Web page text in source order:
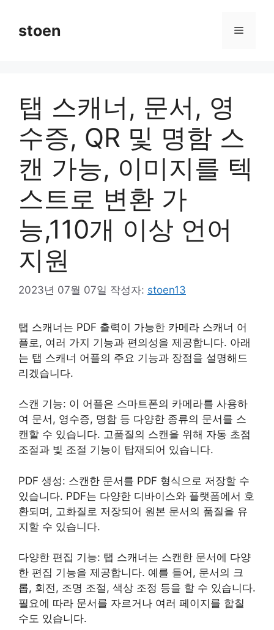
stoen 메
탭 스캐너, 문서, 영
수증, QR 및 명함 스
캔 가능, 이미지를 텍
스트로 변환 가
능,110개 이상 언어
지원
2023년 07월 07일 작성자: stoen13
탭 스캐너는 PDF 출력이 가능한 카메라 스캐너 어
플로, 여러 가지 기능과 편의성을 제공합니다. 아래
는 탭 스캐너 어플의 주요 기능과 장점을 설명해드
리겠습니다.
스캔 기능: 이 어플은 스마트폰의 카메라를 사용하
여 문서, 영수증, 명함 등 다양한 종류의 문서를 스
캔할 수 있습니다. 고품질의 스캔을 위해 자동 초점
조절과 빛 조절 기능이 탑재되어 있습니다.
PDF 생성: 스캔한 문서를 PDF 형식으로 저장할 수
있습니다. PDF는 다양한 디바이스와 플랫폼에서 호
환되며, 고화질로 저장되어 원본 문서의 품질을 유
지할 수 있습니다.
다양한 편집 기능: 탭 스캐너는 스캔한 문서에 다양
한 편집 기능을 제공합니다. 예를 들어, 문서의 크
롭, 회전, 조명 조절, 색상 조정 등을 할 수 있습니다.
필요에 따라 문서를 자르거나 여러 페이지를 합칠
수도 있습니다.